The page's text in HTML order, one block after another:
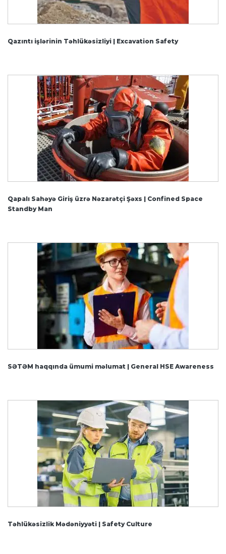
Qazıntı işlərinin Təhlükəsizliyi | Excavation Safety
Qapalı Sahəyə Giriş üzrə Nəzarətçi Şəxs | Confined Space
Standby Man
SƏTƏM haqqında ümumi məlumat | General HSE Awareness
Təhlükəsizlik Mədəniyyəti | Safety Culture